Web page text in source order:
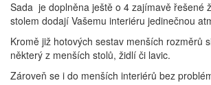
Sada je doplněna ještě o 4 zajímavě řešené
stolem dodají Vašemu interiéru jedinečnou
Kromě již hotových sestav menších rozměrů
některý z menších stolů, židlí či lavic.
Zároveň se i do menších interiérů bez